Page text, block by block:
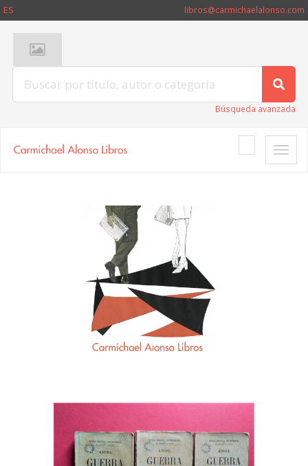
ES libros@carmichaelalonso.com
Búsqueda avanzada
Toggle